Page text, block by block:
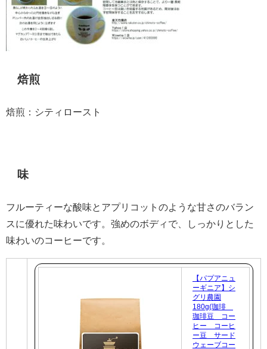
焙煎
焙煎：シティロースト
味
フルーティーな酸味とアプリコットのような甘さのバラン
スに優れた味わいです。強めのボディで、しっかりとした
味わいのコーヒーです。
【パプアニュ
ーギニア】シ
グリ農園
180g(珈琲
珈琲豆 コー
ヒー コーヒ
ー豆 サード
ウェーブコー